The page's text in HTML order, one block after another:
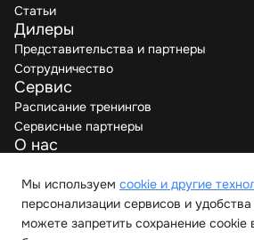
Статьи
Дилеры
Представительства и партнеры
Сотрудничество
Сервис
Расписание тренингов
Сервисные партнеры
О нас
Вакансии
Контакты
Мы используем cookie и другие
персонализации сервисов и
можете запретить сохранение cookie